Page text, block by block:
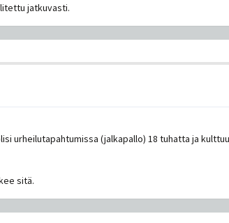
jatkuvasti.
urheilutapahtumissa (jalkapallo) 18 tuhatta ja
sitä.